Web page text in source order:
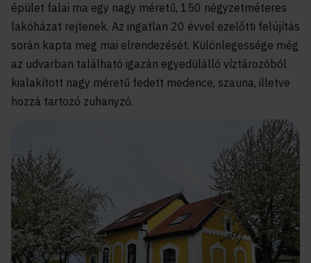
épület falai ma egy nagy méretű, 150 négyzetméteres
lakóházat rejtenek. Az ingatlan 20 évvel ezelőtti felújítás
során kapta meg mai elrendezését. Különlegessége még
az udvarban található igazán egyedülálló víztározóból
kialakított nagy méretű fedett medence, szauna, illetve
hozzá tartozó zuhanyzó.